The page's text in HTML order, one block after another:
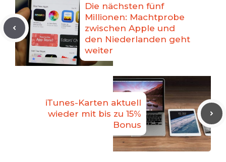
Die nächsten fünf
Millionen: Machtprobe
zwischen Apple und
den Niederlanden geht
weiter
iTunes-Karten aktuell
wieder mit bis zu 15%
Bonus